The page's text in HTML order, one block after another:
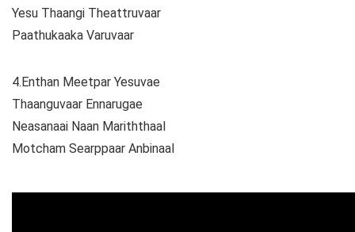
Yesu Thaangi Theattruvaar
Paathukaaka Varuvaar
4.Enthan Meetpar Yesuvae
Thaanguvaar Ennarugae
Neasanaai Naan Mariththaal
Motcham Searppaar Anbinaal